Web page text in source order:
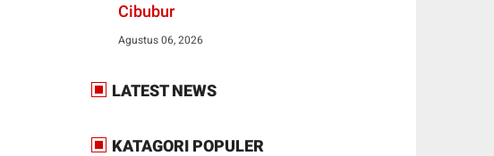
Cibubur
Agustus 06, 2026
LATEST NEWS
KATAGORI POPULER